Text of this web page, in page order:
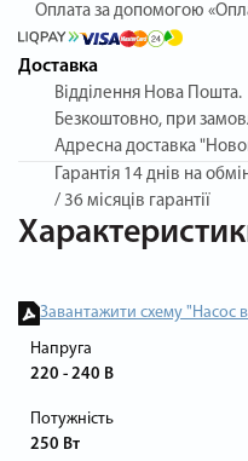
Оплата за допомогою
Доставка
Відділення Нова Пошта.
Безкоштовно, при
Адресна доставка
Гарантія 14 днів на
/ 36 місяців гарантії
Завантажити схему "Насос
Напруга
220 - 240 В
Потужність
250 Вт